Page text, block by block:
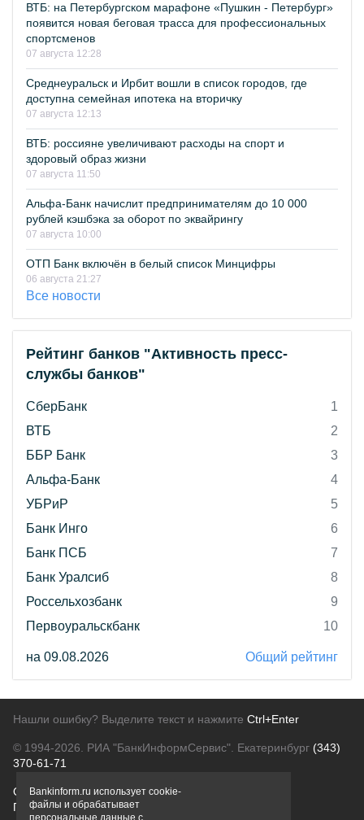
ВТБ: на Петербургском марафоне «Пушкин - Петербург»
появится новая беговая трасса для профессиональных
спортсменов
07 августа 12:28
Среднеуральск и Ирбит вошли в список городов, где
доступна семейная ипотека на вторичку
07 августа 12:13
ВТБ: россияне увеличивают расходы на спорт и
здоровый образ жизни
07 августа 11:50
Альфа-Банк начислит предпринимателям до 10 000
рублей кэшбэка за оборот по эквайрингу
07 августа 10:00
ОТП Банк включён в белый список Минцифры
06 августа 21:27
Все новости
Рейтинг банков "Активность пресс-
службы банков"
СберБанк
1
ВТБ
2
ББР Банк
3
Альфа-Банк
4
УБРиР
5
Банк Инго
6
Банк ПСБ
7
Банк Уралсиб
8
Россельхозбанк
9
Первоуральскбанк
10
на 09.08.2026 Общий рейтинг
Нашли ошибку? Выделите текст и нажмите Ctrl+Enter
© 1994-2026. РИА "БанкИнформСервис". Екатеринбург (343)
370-61-71
О проектеПолитика конфиденциальности
Правовая информацияДля рекламодателей
Bankinform.ru использует cookie-
файлы и обрабатывает
персональные данные с